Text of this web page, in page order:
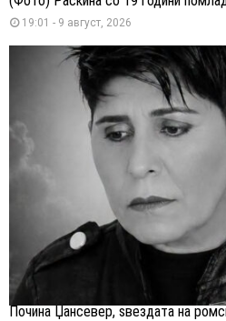
19:01 - 9 август, 2026
Почина Џансевер, ѕвездата на